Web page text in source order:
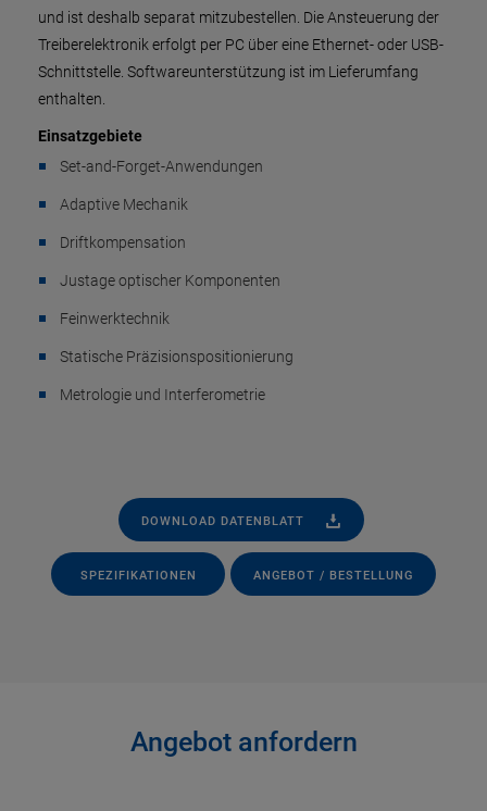
und ist deshalb separat mitzubestellen. Die Ansteuerung der
Treiberelektronik erfolgt per PC über eine Ethernet- oder USB-
Schnittstelle. Softwareunterstützung ist im Lieferumfang
enthalten.
Einsatzgebiete
Set-and-Forget-Anwendungen
Adaptive Mechanik
Driftkompensation
Justage optischer Komponenten
Feinwerktechnik
Statische Präzisionspositionierung
Metrologie und Interferometrie
DOWNLOAD DATENBLATT
SPEZIFIKATIONEN ANGEBOT / BESTELLUNG
Angebot anfordern